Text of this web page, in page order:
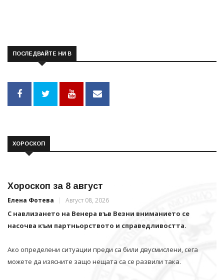
ПОСЛЕДВАЙТЕ НИ В
ХОРОСКОП
Хороскоп за 8 август
Елена Фотева Август 08, 2026
С навлизането на Венера във Везни вниманието се
насочва към партньорството и справедливостта.
Ако определени ситуации преди са били двусмислени, сега
можете да изясните защо нещата са се развили така.